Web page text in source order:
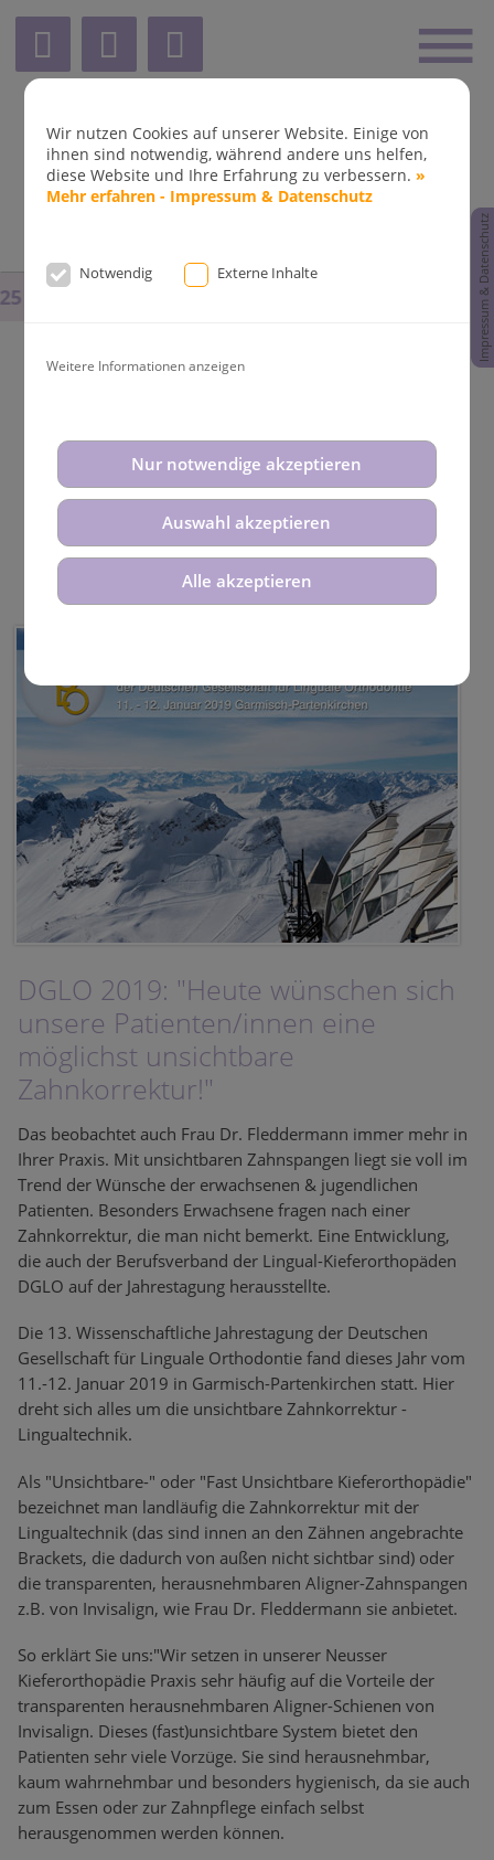
Wir nutzen Cookies auf unserer Website. Einige von
ihnen sind notwendig, während andere uns helfen,
diese Website und Ihre Erfahrung zu verbessern.»
Mehr erfahren - Impressum & Datenschutz
Notwendig Externe Inhalte
Weitere Informationen anzeigen
Nur notwendige akzeptieren
Auswahl akzeptieren
Alle akzeptieren
Impressum & Datenschutz
bis
Aktuelle News aus der
Kieferorthopädie Dr. Fleddermann
DGLO 2019: "Heute wünschen sich
unsere Patienten/innen eine
möglichst unsichtbare
Zahnkorrektur!"
Das beobachtet auch Frau Dr. Fleddermann immer mehr in
Ihrer Praxis. Mit unsichtbaren Zahnspangen liegt sie voll im
Trend der Wünsche der erwachsenen & jugendlichen
Patienten. Besonders Erwachsene fragen nach einer
Zahnkorrektur, die man nicht bemerkt. Eine Entwicklung,
die auch der Berufsverband der Lingual-Kieferorthopäden
DGLO auf der Jahrestagung herausstellte.
Die 13. Wissenschaftliche Jahrestagung der Deutschen
Gesellschaft für Linguale Orthodontie fand dieses Jahr vom
11.-12. Januar 2019 in Garmisch-Partenkirchen statt. Hier
dreht sich alles um die unsichtbare Zahnkorrektur -
Lingualtechnik.
Als "Unsichtbare-" oder "Fast Unsichtbare Kieferorthopädie"
bezeichnet man landläufig die Zahnkorrektur mit der
Lingualtechnik (das sind innen an den Zähnen angebrachte
Brackets, die dadurch von außen nicht sichtbar sind) oder
die transparenten, herausnehmbaren Aligner-Zahnspangen
z.B. von Invisalign, wie Frau Dr. Fleddermann sie anbietet.
So erklärt Sie uns:"Wir setzen in unserer Neusser
Kieferorthopädie Praxis sehr häufig auf die Vorteile der
transparenten herausnehmbaren Aligner-Schienen von
Invisalign. Dieses (fast)unsichtbare System bietet den
Patienten sehr viele Vorzüge. Sie sind herausnehmbar,
kaum wahrnehmbar und besonders hygienisch, da sie auch
zum Essen oder zur Zahnpflege einfach selbst
herausgenommen werden können.